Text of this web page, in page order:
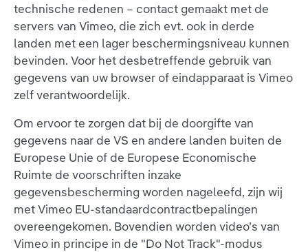
technische redenen – contact gemaakt met de
servers van Vimeo, die zich evt. ook in derde
landen met een lager beschermingsniveau kunnen
bevinden. Voor het desbetreffende gebruik van
gegevens van uw browser of eindapparaat is Vimeo
zelf verantwoordelijk.
Om ervoor te zorgen dat bij de doorgifte van
gegevens naar de VS en andere landen buiten de
Europese Unie of de Europese Economische
Ruimte de voorschriften inzake
gegevensbescherming worden nageleefd, zijn wij
met Vimeo EU-standaardcontractbepalingen
overeengekomen. Bovendien worden video’s van
Vimeo in principe in de "Do Not Track"-modus